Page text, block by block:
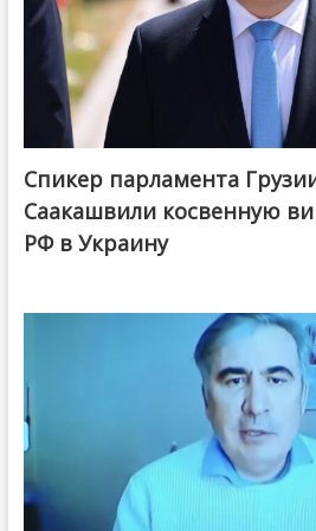
Спикер парламента
Саакашвили косвенную
РФ в Украину